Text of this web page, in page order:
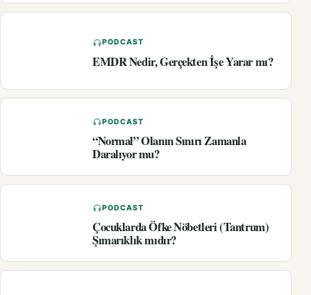
PODCAST
EMDR Nedir, Gerçekten İşe Yarar mı?
PODCAST
“Normal” Olanın Sınırı Zamanla
Daralıyor mu?
PODCAST
Çocuklarda Öfke Nöbetleri (Tantrum)
Şımarıklık mıdır?